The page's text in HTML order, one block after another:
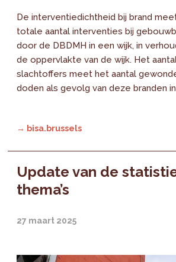
De interventiedichtheid bij brand
totale aantal interventies bij
door de DBDMH in een wijk, in
de oppervlakte van de wijk. Het
slachtoffers meet het aantal
doden als gevolg van deze branden in
→ bisa.brussels
Update van de
thema’s
27 maart 2025